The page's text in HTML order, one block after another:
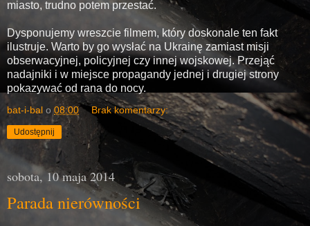
miasto, trudno potem przestać.
Dysponujemy wreszcie filmem, który doskonale ten fakt
ilustruje. Warto by go wysłać na Ukrainę zamiast misji
obserwacyjnej, policyjnej czy innej wojskowej. Przejąć
nadajniki i w miejsce propagandy jednej i drugiej strony
pokazywać od rana do nocy.
bat-i-bal o08:00 Brak komentarzy:
Udostępnij
sobota, 10 maja 2014
Parada nierówności